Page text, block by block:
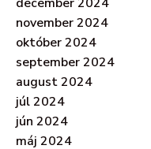
november 2024
október 2024
september 2024
august 2024
júl 2024
jún 2024
máj 2024